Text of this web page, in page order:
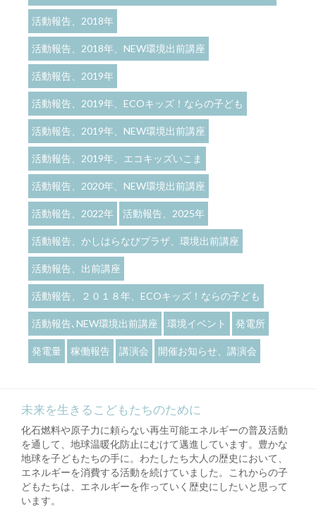
活動報告、2018年
活動報告、2018年、NEW環境出前講座
活動報告、2019年
活動報告、2019年、ECOキッズ！ならの子ども
活動報告、2019年、NEW環境出前講座
活動報告、2019年、エコキッズいこま
活動報告、2020年、NEW環境出前講座
活動報告、2022年 活動報告、2025年
活動報告、かしはらなびプラザ、環境出前講座
活動報告、出前講座
活動報告、２０１８年、ECOキッズ！ならの子ども
活動報告､NEW環境出前講座 環境イベント 発電所
発電量 稼働報告 講演会 開催お知らせ、講演会
未来を生きるこどもたちのために
化石燃料や原子力に頼らない再生可能エネルギーの普及活動
を通して、地球温暖化防止にむけて邁進しています。豊かな
地球を子どもたちの手に。わたしたち大人の歴史において、
エネルギーを消費する活動を続けていました。これからの子
どもたちは、エネルギーを作っていく歴史にしたいと思って
います。